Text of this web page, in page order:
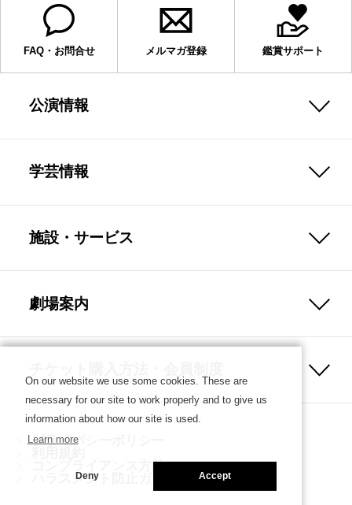
FAQ・お問合せ メルマガ登録 鑑賞サポート
公演情報
学芸情報
施設・サービス
劇場案内
プライバシーポリシー
コンプライアンス方針
ハラスメント防止ガイドライン
On our website we use some cookies. These are
necessary for our site to work properly and to give us
information about how our site is used.
Learn more
Deny Accept